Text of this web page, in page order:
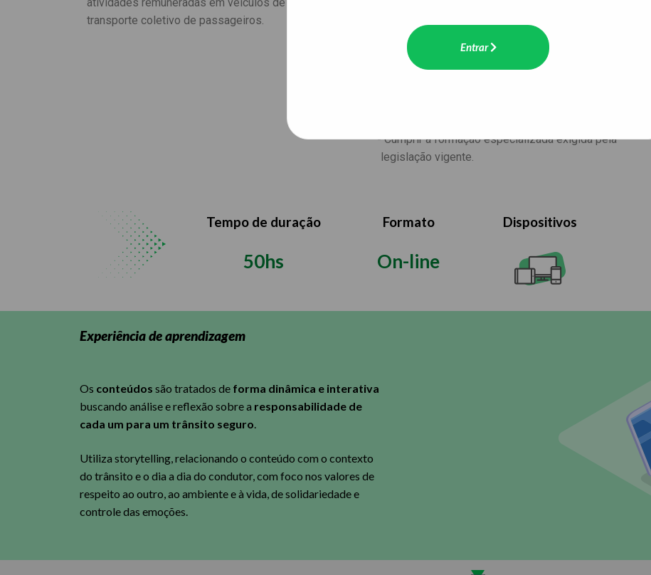
transporte coletivo de passageiros.
Estar habilitado, no mínimo, na categoria D;
Não estar cumprindo pena de suspensão do direito de
Cumprir a formação especializada exigida pela
legislação vigente.
Tempo de duração
50hs
Formato
On-line
Dispositivos
Experiência de aprendizagem
Os conteúdos são tratados de forma dinâmica e interativa
buscando análise e reflexão sobre a responsabilidade de
cada um para um trânsito seguro.
Utiliza storytelling, relacionando o conteúdo com o contexto
do trânsito e o dia a dia do condutor, com foco nos valores de
respeito ao outro, ao ambiente e à vida, de solidariedade e
controle das emoções.
Entrar